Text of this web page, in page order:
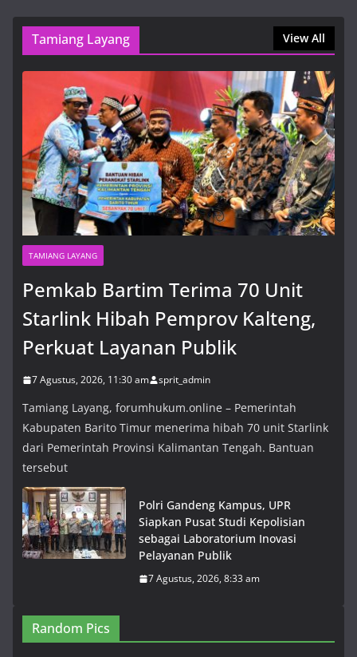
6 Agustus, 2026, 5:30 pm
Pemkab Bartim Terima 70 Unit
Starlink Hibah Pemprov Kalteng,
Perkuat Layanan Publik
7 Agustus, 2026, 11:30 am
Tamiang Layang View All
TAMIANG LAYANG
Pemkab Bartim Terima 70 Unit
Starlink Hibah Pemprov Kalteng,
Perkuat Layanan Publik
7 Agustus, 2026, 11:30 am sprit_admin
Tamiang Layang, forumhukum.online – Pemerintah
Kabupaten Barito Timur menerima hibah 70 unit Starlink
dari Pemerintah Provinsi Kalimantan Tengah. Bantuan
tersebut
Polri Gandeng Kampus, UPR
Siapkan Pusat Studi Kepolisian
sebagai Laboratorium Inovasi
Pelayanan Publik
7 Agustus, 2026, 8:33 am
Random Pics